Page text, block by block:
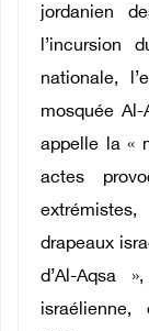
العربية
English
jordanien
l’incursion
nationale,
mosquée
appelle la «
actes
drapeaux
d’Al-Aqsa
israélienne,